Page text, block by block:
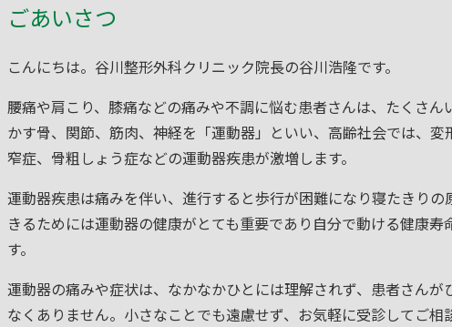
ごあいさつ
こんにちは。谷川整形外科クリニック院長の谷川浩隆です。
腰痛や肩こり、膝痛などの痛みや不調に悩む患者さんは、たくさん
かす骨、関節、筋肉、神経を「運動器」といい、高齢社会では、
窄症、骨粗しょう症などの運動器疾患が激増します。
運動器疾患は痛みを伴い、進行すると歩行が困難になり寝たきり
きるためには運動器の健康がとても重要であり自分で動ける健康
す。
運動器の痛みや症状は、なかなかひとには理解されず、患者さんが
なくありません。小さなことでも遠慮せず、お気軽に受診してご相